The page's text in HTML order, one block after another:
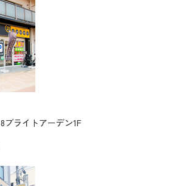
ブライトアーデン1F